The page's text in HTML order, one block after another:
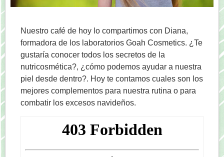
Nuestro café de hoy lo compartimos con Diana,
formadora de los laboratorios Goah Cosmetics. ¿Te
gustaría conocer todos los secretos de la
nutricosmética?, ¿cómo podemos ayudar a nuestra
piel desde dentro?. Hoy te contamos cuales son los
mejores complementos para nuestra rutina o para
combatir los excesos navideños.